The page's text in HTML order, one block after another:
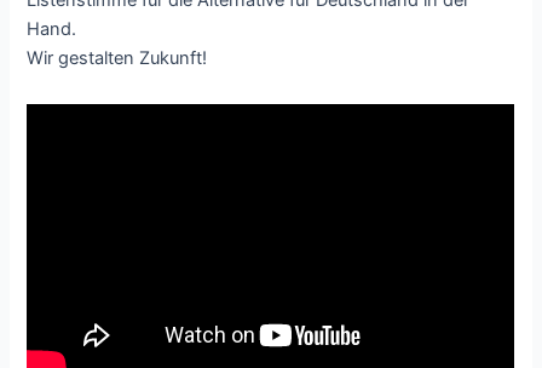
Hand.
Wir gestalten Zukunft!